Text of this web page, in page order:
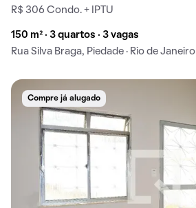
R$ 306 Condo. + IPTU
150 m² · 3 quartos · 3 vagas
Rua Silva Braga, Piedade · Rio de Janeiro
Compre já alugado